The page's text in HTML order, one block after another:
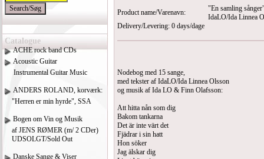
Catalogue
ACHE rock band CDs
Acoustic Guitar
Instrumental Guitar Music
ANDERS ROLAND, korværk:
"Herren er min hyrde", SSA
Bogen om Vin og Musik
af JENS RØMER (m/ 2 CDer)
UDSOLGT/Sold Out
Danske Sange & Viser
Product name/Varenavn:
"En samling
IdaLO/Ida Linnea
Delivery/Levering: 0 days/dage
Nodebog med 15 sange,
med tekster af IdaLO/Ida Linnea Olsson
og musik af Ida LO & Finn Olafsson:
Att hitta nån som dig
Bakom tankarna
Det är inte värt det
Fjädrar i sin hatt
Hon söker
Jag älskar dig